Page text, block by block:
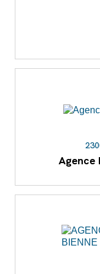
Agence